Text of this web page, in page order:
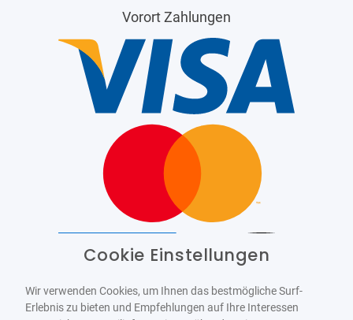
Vorort Zahlungen
WCAG-2.1-AA
Cookie Einstellungen
Wir verwenden Cookies, um Ihnen das bestmögliche Surf-
Erlebnis zu bieten und Empfehlungen auf Ihre Interessen